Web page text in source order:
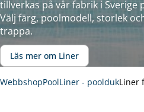
tillverkas på vår fabrik i Sverige
Välj färg, poolmodell, storlek
trappa.
Läs mer om Liner
WebbshopPoolLiner - pooldukLiner